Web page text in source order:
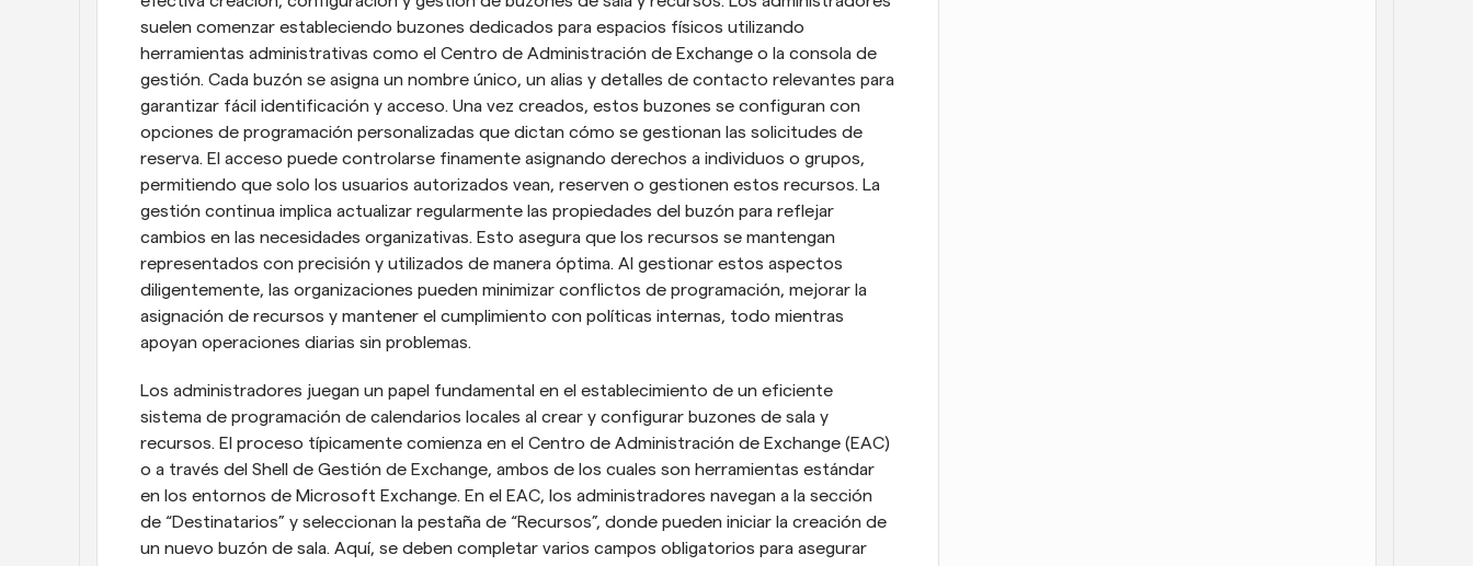
suelen comenzar estableciendo buzones dedicados para espacios físicos utilizando
herramientas administrativas como el Centro de Administración de Exchange o la consola de
gestión. Cada buzón se asigna un nombre único, un alias y detalles de contacto relevantes para
garantizar fácil identificación y acceso. Una vez creados, estos buzones se configuran con
opciones de programación personalizadas que dictan cómo se gestionan las solicitudes de
reserva. El acceso puede controlarse finamente asignando derechos a individuos o grupos,
permitiendo que solo los usuarios autorizados vean, reserven o gestionen estos recursos. La
gestión continua implica actualizar regularmente las propiedades del buzón para reflejar
cambios en las necesidades organizativas. Esto asegura que los recursos se mantengan
representados con precisión y utilizados de manera óptima. Al gestionar estos aspectos
diligentemente, las organizaciones pueden minimizar conflictos de programación, mejorar la
asignación de recursos y mantener el cumplimiento con políticas internas, todo mientras
apoyan operaciones diarias sin problemas.
Los administradores juegan un papel fundamental en el establecimiento de un eficiente
sistema de programación de calendarios locales al crear y configurar buzones de sala y
recursos. El proceso típicamente comienza en el Centro de Administración de Exchange (EAC)
o a través del Shell de Gestión de Exchange, ambos de los cuales son herramientas estándar
en los entornos de Microsoft Exchange. En el EAC, los administradores navegan a la sección
de “Destinatarios” y seleccionan la pestaña de “Recursos”, donde pueden iniciar la creación de
un nuevo buzón de sala. Aquí, se deben completar varios campos obligatorios para asegurar